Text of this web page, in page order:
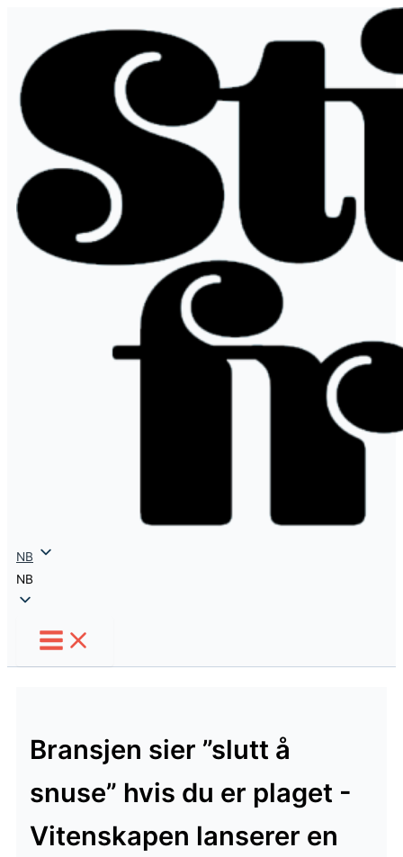
innhold
NB
NB
Bransjen sier ”slutt å
snuse” hvis du er plaget -
Vitenskapen lanserer en